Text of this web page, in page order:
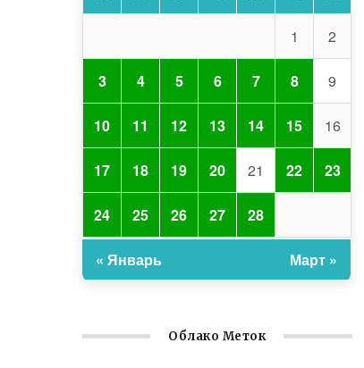
1 2
3 4 5 6 7 8 9
10 11 12 13 14 15 16
17 18 19 20 21 22 23
24 25 26 27 28
« Январь Март »
Облако Меток